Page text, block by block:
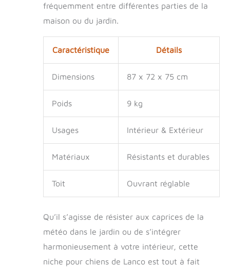
fréquemment entre différentes parties de la
maison ou du jardin.
Caractéristique Détails
Dimensions 87 x 72 x 75 cm
Poids 9 kg
Usages Intérieur & Extérieur
Matériaux Résistants et durables
Toit Ouvrant réglable
Qu’il s’agisse de résister aux caprices de la
météo dans le jardin ou de s’intégrer
harmonieusement à votre intérieur, cette
niche pour chiens de Lanco est tout à fait